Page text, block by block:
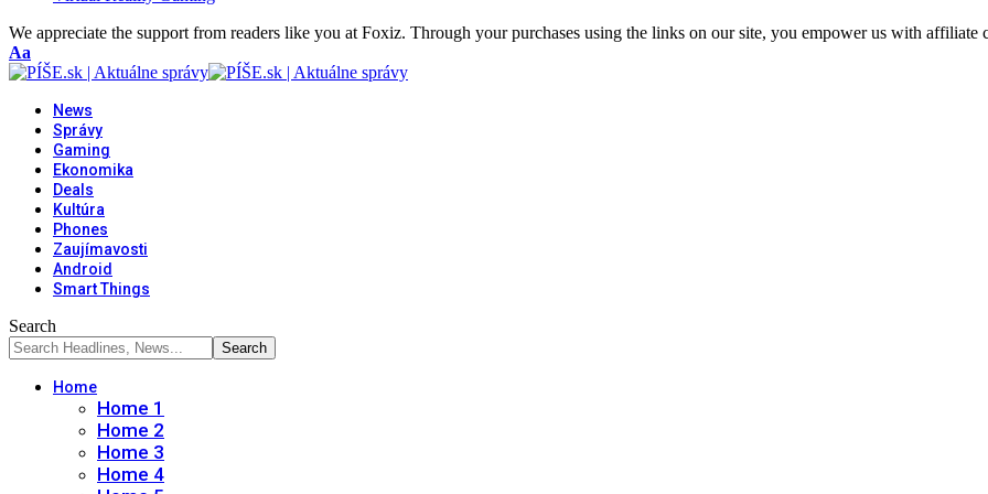
We appreciate the support from readers like you at Foxiz. Through your purchases using the links on our site, you empower us with affiliate
Font
Resizer
Aa
News
Správy
Gaming
Ekonomika
Deals
Kultúra
Phones
Zaujímavosti
Android
Smart Things
Search
Home
Home 1
Home 2
Home 3
Home 4